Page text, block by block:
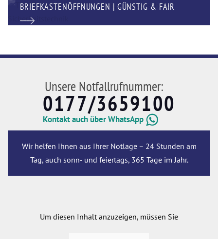
BRIEFKASTENÖFFNUNGEN | GÜNSTIG & FAIR
Unsere Notfallrufnummer:
0177/3659100
Kontakt auch über WhatsApp
Wir helfen Ihnen aus Ihrer Notlage – 24 Stunden am
Tag, auch sonn- und feiertags, 365 Tage im Jahr.
Um diesen Inhalt anzuzeigen, müssen Sie